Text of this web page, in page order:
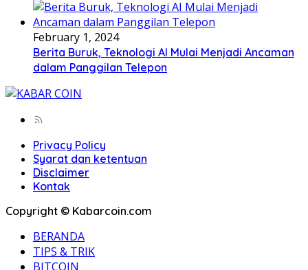
February 1, 2024
Berita Buruk, Teknologi AI Mulai Menjadi Ancaman
dalam Panggilan Telepon
Privacy Policy
Syarat dan ketentuan
Disclaimer
Kontak
Copyright © Kabarcoin.com
BERANDA
TIPS & TRIK
BITCOIN